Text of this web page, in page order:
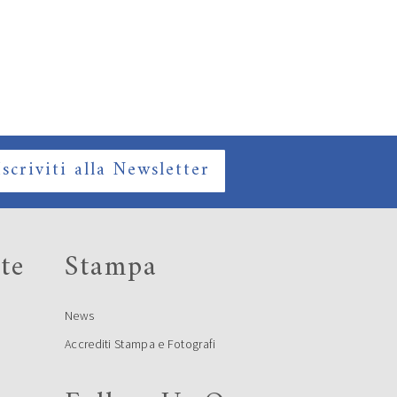
alla Newsletter
Stampa
News
Accrediti Stampa e Fotografi